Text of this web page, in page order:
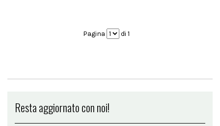
Pagina di 1
Resta aggiornato con noi!